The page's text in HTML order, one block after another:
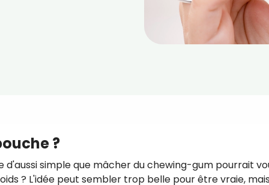
?
d'aussi simple que mâcher du chewing-gum pourrait
? L'idée peut sembler trop belle pour être vraie,